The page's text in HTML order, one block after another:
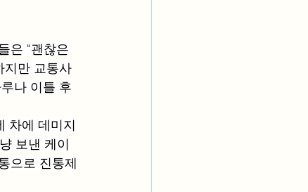
은 “괜찮은
지만 교통사
나 이틀 후
차에 데미지
보낸 케이
으로 진통제